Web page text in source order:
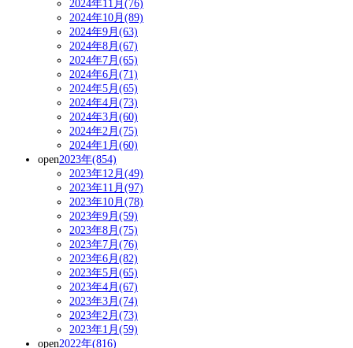
2024年11月(76)
2024年10月(89)
2024年9月(63)
2024年8月(67)
2024年7月(65)
2024年6月(71)
2024年5月(65)
2024年4月(73)
2024年3月(60)
2024年2月(75)
2024年1月(60)
open2023年(854)
2023年12月(49)
2023年11月(97)
2023年10月(78)
2023年9月(59)
2023年8月(75)
2023年7月(76)
2023年6月(82)
2023年5月(65)
2023年4月(67)
2023年3月(74)
2023年2月(73)
2023年1月(59)
open2022年(816)